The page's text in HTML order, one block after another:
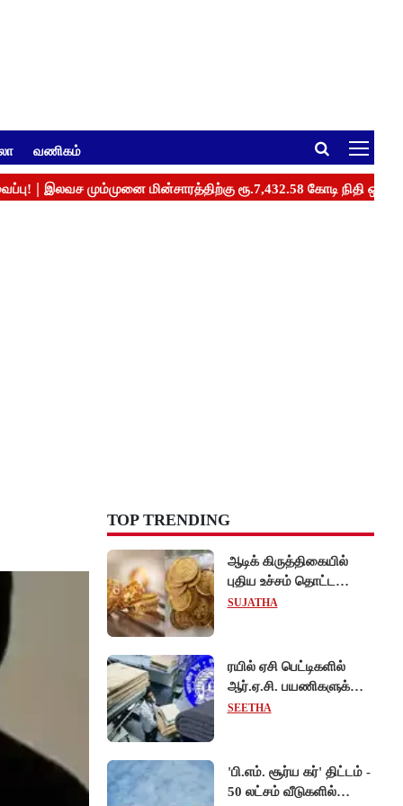
வணிகம்
TOP TRENDING
ஆடிக் கிருத்திகையில்
புதிய உச்சம் தொட்ட
தங்கம் விலை... சவரன்
SUJATHA
ரயில் ஏசி பெட்டிகளில்
ஆர்.ஏ.சி. பயணிகளுக்கும்
கட்டாயம் போர்வை,
SEETHA
'பி.எம். சூர்ய கர்' திட்டம் -
50 லட்சம் வீடுகளில்